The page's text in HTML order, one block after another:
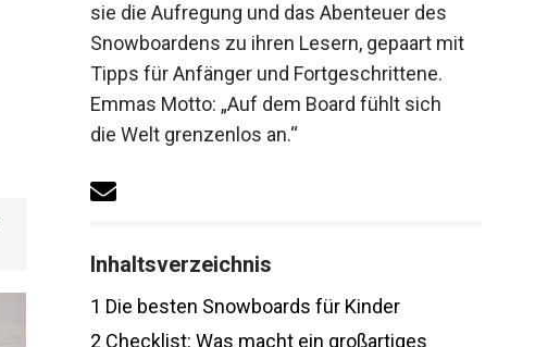
bringt sie die Aufregung und das Abenteuer
des Snowboardens zu ihren Lesern,
gepaart mit Tipps für Anfänger und
Fortgeschrittene. Emmas Motto: „Auf dem
Board fühlt sich die Welt grenzenlos an.“
Inhaltsverzeichnis
Die besten Snowboards für Kinder
Checklist: Was macht ein großartiges